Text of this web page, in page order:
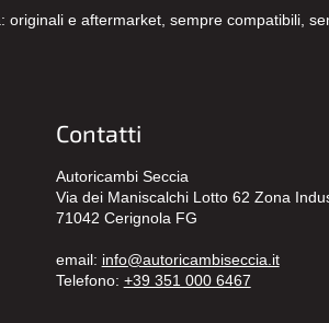
e aftermarket, sempre compatibili,
Contatti
Autoricambi Seccia
Via dei Maniscalchi Lotto 62 Zona
71042 Cerignola FG
email: info@autoricambiseccia.it
Telefono: +39 351 000 6467